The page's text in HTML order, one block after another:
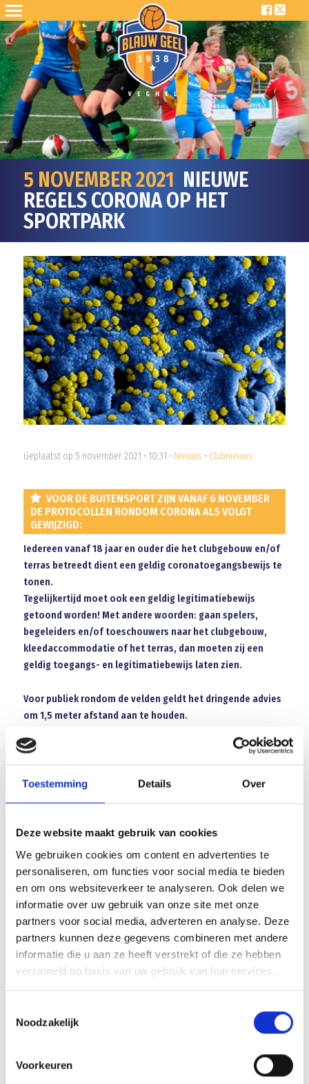
Toestemming Details Over
Deze website maakt gebruik van cookies
We gebruiken cookies om content en advertenties te
personaliseren, om functies voor social media te bieden
en om ons websiteverkeer te analyseren. Ook delen we
informatie over uw gebruik van onze site met onze
partners voor social media, adverteren en analyse. Deze
partners kunnen deze gegevens combineren met andere
informatie die u aan ze heeft verstrekt of die ze hebben
verzameld op basis van uw gebruik van hun services.
Noodzakelijk
Voorkeuren
5 NOVEMBER 2021 NIEUWE
REGELS CORONA OP HET
SPORTPARK
Geplaatst op 5 november 2021 • 10:31 • Nieuws • Clubnieuws
VOOR DE BUITENSPORT ZIJN VANAF 6 NOVEMBER
DE PROTOCOLLEN RONDOM CORONA ALS VOLGT
GEWIJZIGD:
Iedereen vanaf 18 jaar en ouder die het clubgebouw en/of
terras betreedt dient een geldig coronatoegangsbewijs te
tonen.
Tegelijkertijd moet ook een geldig legitimatiebewijs
getoond worden! Met andere woorden: gaan spelers,
begeleiders en/of toeschouwers naar het clubgebouw,
kleedaccommodatie of het terras, dan moeten zij een
geldig toegangs- en legitimatiebewijs laten zien.
Voor publiek rondom de velden geldt het dringende advies
om 1,5 meter afstand aan te houden.
Natuurlijk gelden ook de basisregels tegen verdere verspreiding
van het coronavirus:
Bij klachten: blijf thuis en laat u direct testen
Was vaak uw handen
Hoest of nies in uw elleboog
Schud geen handen
Wij vertrouwen erop dat iedereen zich aan de maatregelen zal
houden. Alleen als iedereen zich strikt aan deze regels houdt,
kunnen we verantwoord blijven sporten.
Array
TwitterFacebookWhatsApp
Stewards gevraagd!